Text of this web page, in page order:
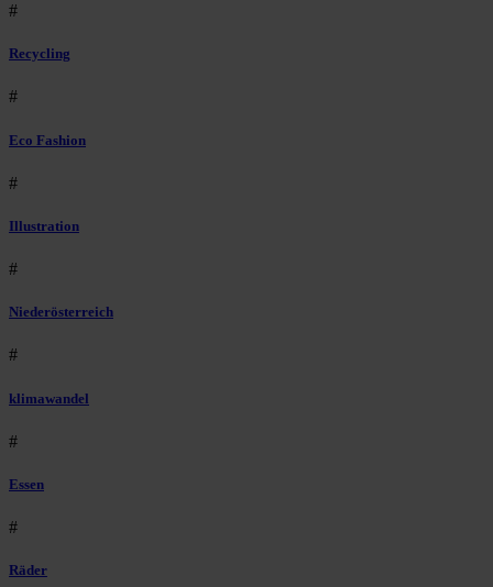
#
Recycling
#
Eco Fashion
#
Illustration
#
Niederösterreich
#
klimawandel
#
Essen
#
Räder